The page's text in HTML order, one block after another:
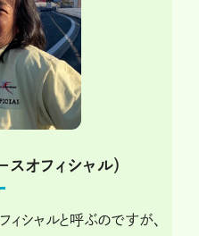
オフィシャル）
シャルと呼ぶのですが、